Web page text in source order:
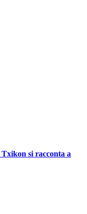
si racconta a